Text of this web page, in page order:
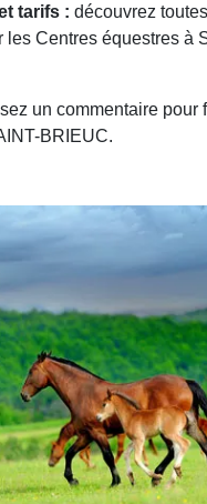
tarifs : découvrez
les Centres équestres à
un commentaire pour
BRIEUC.